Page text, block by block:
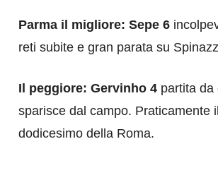
Parma il migliore: Sepe 6
reti subite e gran parata su
Il peggiore: Gervinho 4 partita da
sparisce dal campo. Praticamente il
dodicesimo della Roma.